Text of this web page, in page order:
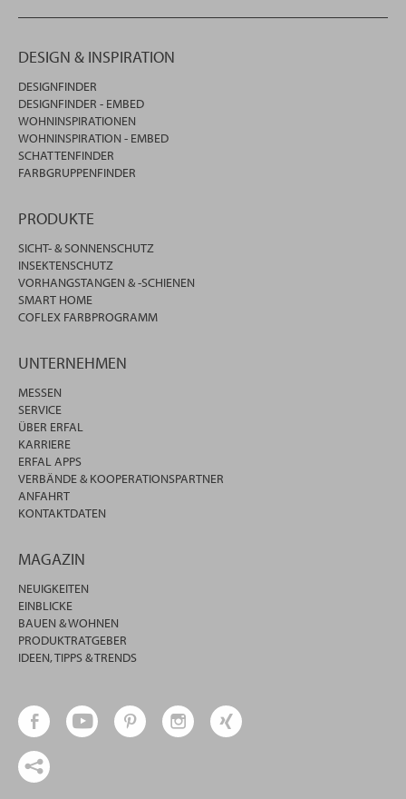
DESIGN & INSPIRATION
DESIGNFINDER
DESIGNFINDER - EMBED
WOHNINSPIRATIONEN
WOHNINSPIRATION - EMBED
SCHATTENFINDER
FARBGRUPPENFINDER
PRODUKTE
SICHT- & SONNENSCHUTZ
INSEKTENSCHUTZ
VORHANGSTANGEN & -SCHIENEN
SMART HOME
COFLEX FARBPROGRAMM
UNTERNEHMEN
MESSEN
SERVICE
ÜBER ERFAL
KARRIERE
ERFAL APPS
VERBÄNDE & KOOPERATIONSPARTNER
ANFAHRT
KONTAKTDATEN
MAGAZIN
NEUIGKEITEN
EINBLICKE
BAUEN & WOHNEN
PRODUKTRATGEBER
IDEEN, TIPPS & TRENDS